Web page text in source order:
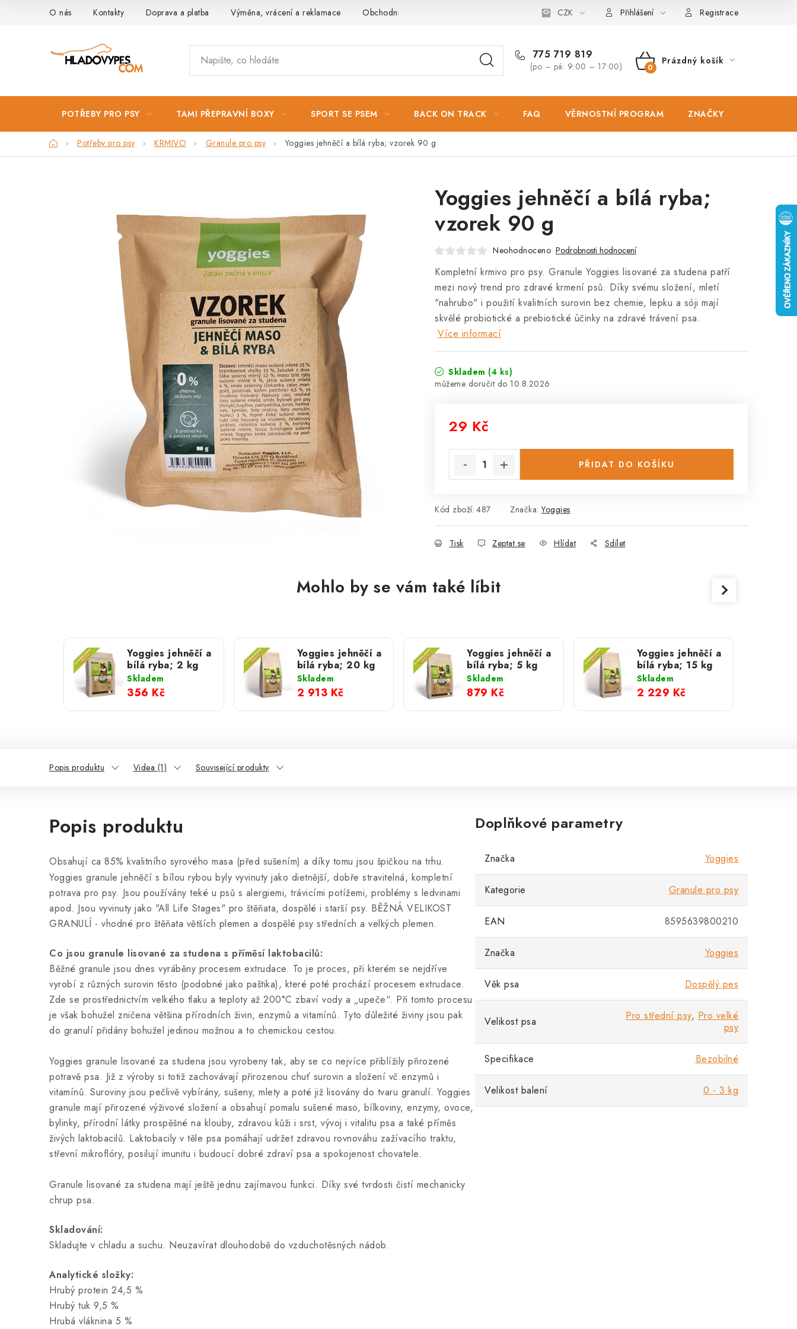
O nás Kontakty Doprava a platba Výměna, vrácení a reklamace Obchodní podmínky Podmínky ochrany osobních údajů Zásady použivání souboru cookies
CZK Přihlášení Registrace
775 719 819
(po – pá: 9:00 – 17:00)
NÁKUPNÍ
Prázdný košík
POTŘEBY PRO PSY TAMI PŘEPRAVNÍ BOXY SPORT SE PSEM BACK ON TRACK FAQ VĚRNOSTNÍ PROGRAM ZNAČKY
DomůPotřeby pro psy KRMIVO Granule pro psy Yoggies jehněčí a bílá ryba; vzorek 90 g
Yoggies jehněčí a bílá ryba;
vzorek 90 g
Neohodnoceno Podrobnosti hodnocení
Kompletní krmivo pro psy. Granule Yoggies lisované za studena patří
mezi nový trend pro zdravé krmení psů. Díky svému složení, mletí
"nahrubo" i použití kvalitních surovin bez chemie, lepku a sóji mají
skvělé probiotické a prebiotické účinky na zdravé trávení psa.
Více informací
Skladem (4 ks)
10.8.2026
29 Kč
PŘIDAT DO KOŠÍKU
Kód zboží: 487 Značka:Yoggies
Tisk Zeptat se Hlídat Sdílet
Mohlo by se vám také líbit
Yoggies jehněčí a
bílá ryba; 2 kg
Skladem
356 Kč
Yoggies jehněčí a
bílá ryba; 20 kg
Skladem
2 913 Kč
Yoggies jehněčí a
bílá ryba; 5 kg
Skladem
879 Kč
Yoggies jehněčí a
bílá ryba; 15 kg
Skladem
2 229 Kč
Popis produktu Videa (1) Související produkty
Popis produktu
Obsahují ca 85% kvalitního syrového masa (před sušením) a díky tomu jsou špičkou na trhu.
Yoggies granule jehněčí s bílou rybou byly vyvinuty jako dietnější, dobře stravitelná, kompletní
potrava pro psy. Jsou používány teké u psů s alergiemi, trávicími potížemi, problémy s ledvinami
apod. Jsou vyvinuty jako "All Life Stages" pro štěňata, dospělé i starší psy. BĚŽNÁ VELIKOST
GRANULÍ - vhodné pro štěňata větších plemen a dospělé psy středních a velkých plemen.
Co jsou granule lisované za studena s příměsí laktobacilů:
Běžné granule jsou dnes vyráběny procesem extrudace. To je proces, při kterém se nejdříve
vyrobí z různých surovin těsto (podobné jako paštika), které poté prochází procesem extrudace.
Zde se prostřednictvím velkého tlaku a teploty až 200°C zbaví vody a „upeče“. Při tomto procesu
je však bohužel zničena většina přírodních živin, enzymů a vitamínů. Tyto důležité živiny jsou pak
do granulí přidány bohužel jedinou možnou a to chemickou cestou.
Yoggies granule lisované za studena jsou vyrobeny tak, aby se co nejvíce přiblížily přirozené
potravě psa. Již z výroby si totiž zachovávají přirozenou chuť surovin a složení vč.enzymů i
vitamínů. Suroviny jsou pečlivě vybírány, sušeny, mlety a poté již lisovány do tvaru granulí. Yoggies
granule mají přirozené výživové složení a obsahují pomalu sušené maso, bílkoviny, enzymy, ovoce,
bylinky, přírodní látky prospěšné na klouby, zdravou kůži i srst, vývoj i vitalitu psa a také příměs
živých laktobacilů. Laktobacily v těle psa pomáhají udržet zdravou rovnováhu zažívacího traktu,
střevní mikroflóry, posilují imunitu i budoucí dobré zdraví psa a spokojenost chovatele.
Granule lisované za studena mají ještě jednu zajímavou funkci. Díky své tvrdosti čistí mechanicky
chrup psa.
Skladování:
Skladujte v chladu a suchu. Neuzavírat dlouhodobě do vzduchotěsných nádob.
Analytické složky:
Hrubý protein 24,5 %
Hrubý tuk 9,5 %
Hrubá vláknina 5 %
Doplňkové parametry
Značka Yoggies
Kategorie Granule pro psy
EAN 8595639800210
Značka Yoggies
Věk psa Dospělý pes
Velikost psa Pro střední psy, Pro velké
psy
Specifikace Bezobilné
Velikost balení 0 - 3 kg